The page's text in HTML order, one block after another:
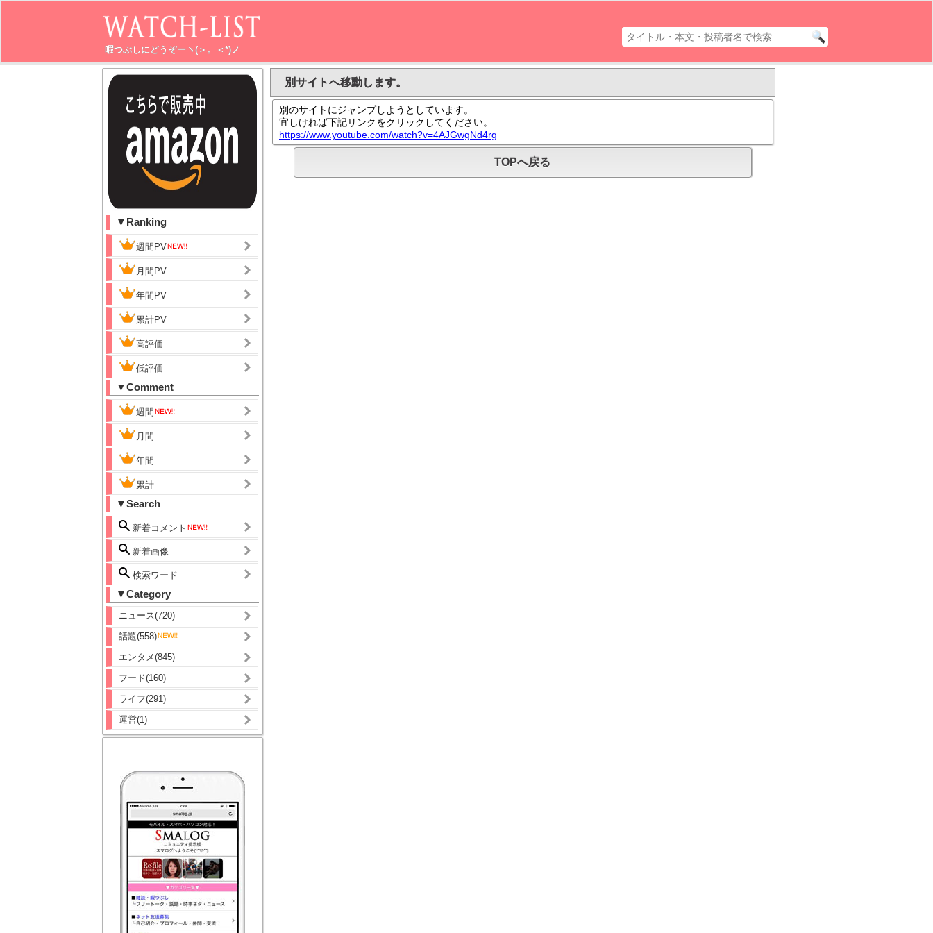
暇つぶしにどうぞーヽ(＞。＜*)ノ
▼Ranking
週間PV
月間PV
年間PV
累計PV
高評価
低評価
▼Comment
週間
月間
年間
累計
▼Search
新着コメント
新着画像
検索ワード
▼Category
ニュース(720)
話題(558)
エンタメ(845)
フード(160)
ライフ(291)
運営(1)
別サイトへ移動します。
別のサイトにジャンプしようとしています。
宜しければ下記リンクをクリックしてください。
https://www.youtube.com/watch?v=4AJGwgNd4rg
TOPへ戻る